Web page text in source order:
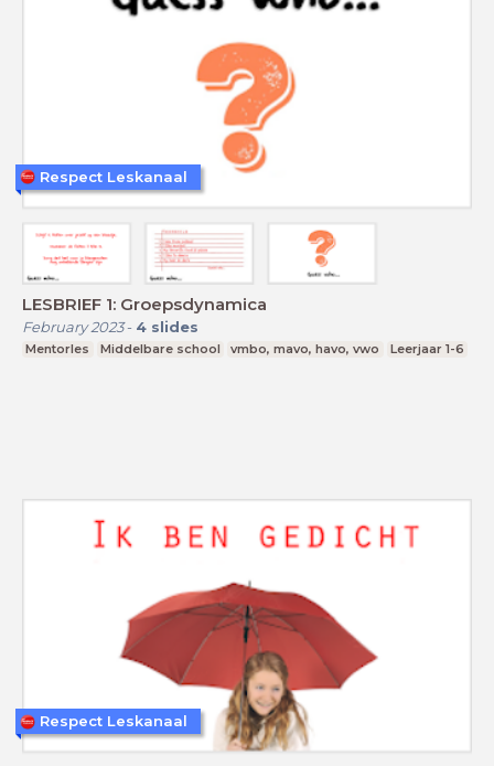
LESBRIEF 1: Groepsdynamica
February 2023- 4 slides
Mentorles Middelbare school vmbo, mavo, havo, vwo Leerjaar 1-6
Respect Leskanaal
Respect Leskanaal